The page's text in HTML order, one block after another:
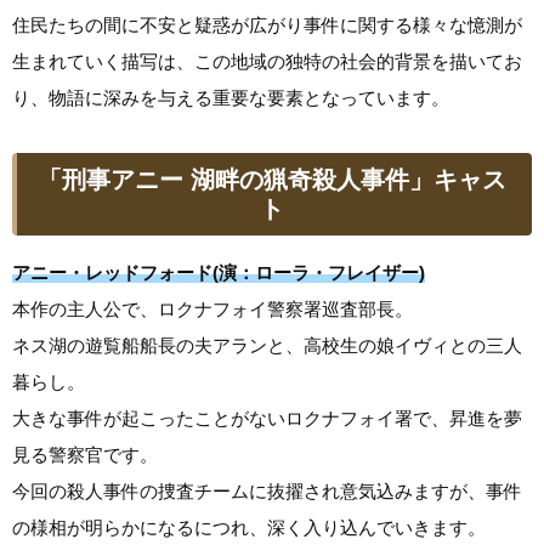
住民たちの間に不安と疑惑が広がり事件に関する様々な憶測が
生まれていく描写は、この地域の独特の社会的背景を描いてお
り、物語に深みを与える重要な要素となっています。
「刑事アニー 湖畔の猟奇殺人事件」キャス
ト
アニー・レッドフォード(演：ローラ・フレイザー)
本作の主人公で、ロクナフォイ警察署巡査部長。
ネス湖の遊覧船船長の夫アランと、高校生の娘イヴィとの三人
暮らし。
大きな事件が起こったことがないロクナフォイ署で、昇進を夢
見る警察官です。
今回の殺人事件の捜査チームに抜擢され意気込みますが、事件
の様相が明らかになるにつれ、深く入り込んでいきます。